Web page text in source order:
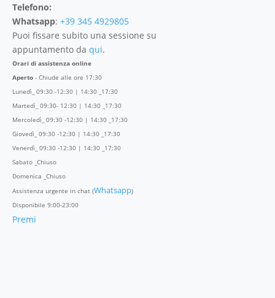
Telefono:
Whatsapp: +39 345 4929805
Puoi fissare subito una sessione su
appuntamento da qui.
Orari di assistenza online
Aperto - Chiude alle ore 17:30
Lunedì_ 09:30 -12:30 | 14:30 _17:30
Martedì_ 09:30- 12:30 | 14:30 _17:30
Mercoledì_ 09:30 -12:30 | 14:30 _17:30
Giovedì_ 09:30 -12:30 | 14:30 _17:30
Venerdì_ 09:30 -12:30 | 14:30 _17:30
Sabato _Chiuso
Domenica _Chiuso
Assistenza urgente in chat (Whatsapp)
Disponibile 9:00-23:00
Premi